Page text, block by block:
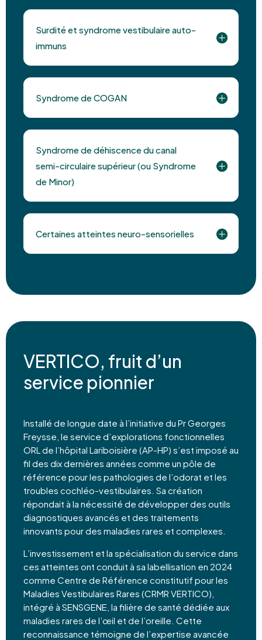
Surdité et syndrome vestibulaire auto-
immuns
Syndrome de COGAN
Syndrome de déhiscence du canal
semi-circulaire supérieur (ou Syndrome
de Minor)
Certaines atteintes neuro-sensorielles
VERTICO, fruit d’un
service pionnier
Installé de longue date à l’initiative du Pr Georges
Freysse, le service d’explorations fonctionnelles
ORL de l’hôpital Lariboisière (AP-HP) s’est imposé au
fil des dix dernières années comme un pôle de
référence pour les pathologies de l’odorat et les
troubles cochléo-vestibulaires. Sa création
répondait à la nécessité de développer des outils
diagnostiques avancés et des traitements
innovants pour des maladies rares et complexes.
L’investissement et la spécialisation du service dans
ces atteintes ont conduit à sa labellisation en 2024
comme Centre de Référence constitutif pour les
Maladies Vestibulaires Rares (CRMR VERTICO),
intégré à SENSGENE, la filière de santé dédiée aux
maladies rares de l’œil et de l’oreille. Cette
reconnaissance témoigne de l’expertise avancée